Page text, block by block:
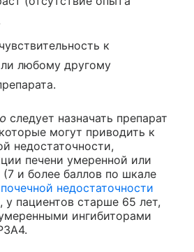
к
любому другому
следует назначать препарат
могут приводить к
недостаточности,
печени умеренной или
и более баллов по шкале
почечной недостаточности
у пациентов старше 65 лет,
ингибиторами